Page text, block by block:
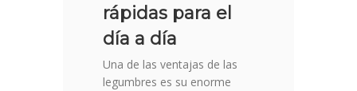
rápidas para el
día a día
Una de las ventajas de las
legumbres es su enorme